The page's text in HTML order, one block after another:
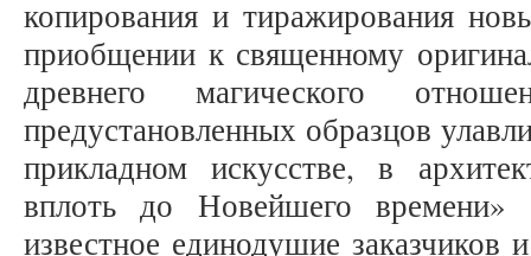
копирования и тиражирования
приобщении к священному
древнего магического
предустановленных образцов
прикладном искусстве, в
вплоть до Новейшего
известное единодушие